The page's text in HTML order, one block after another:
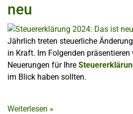
neu
Jährlich treten steuerliche
in Kraft. Im Folgenden
Neuerungen für Ihre
im Blick haben sollten.
Weiterlesen »